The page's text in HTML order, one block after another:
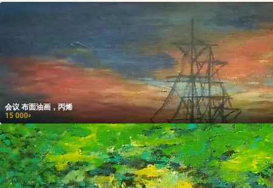
会议 布面油画，丙烯
15 000₽